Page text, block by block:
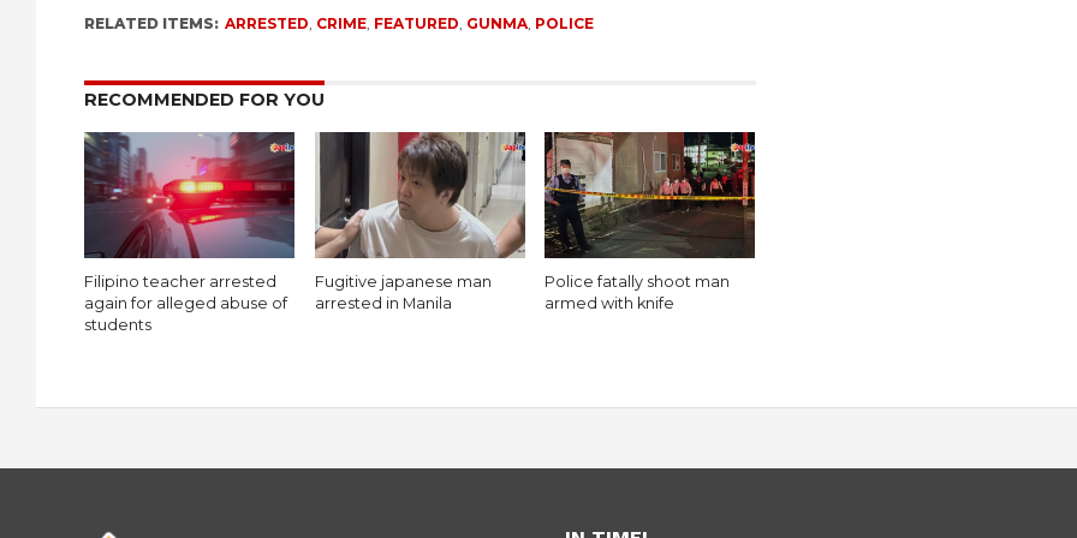
RELATED ITEMS: ARRESTED CRIME FEATURED GUNMA POLICE
RECOMMENDED FOR YOU
Filipino teacher arrested
again for alleged abuse of
students
Fugitive japanese man
arrested in Manila
Police fatally shoot man
armed with knife